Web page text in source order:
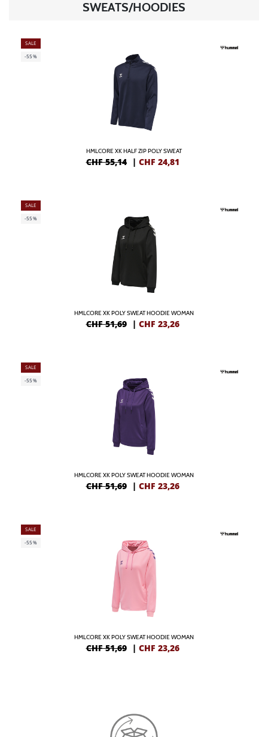
SWEATS/HOODIES
SALE
-55%
HMLCORE XK HALF ZIP POLY SWEAT
CHF 55,14 | CHF 24,81
SALE
-55%
HMLCORE XK POLY SWEAT HOODIE WOMAN
CHF 51,69 | CHF 23,26
SALE
-55%
HMLCORE XK POLY SWEAT HOODIE WOMAN
CHF 51,69 | CHF 23,26
SALE
-55%
HMLCORE XK POLY SWEAT HOODIE WOMAN
CHF 51,69 | CHF 23,26